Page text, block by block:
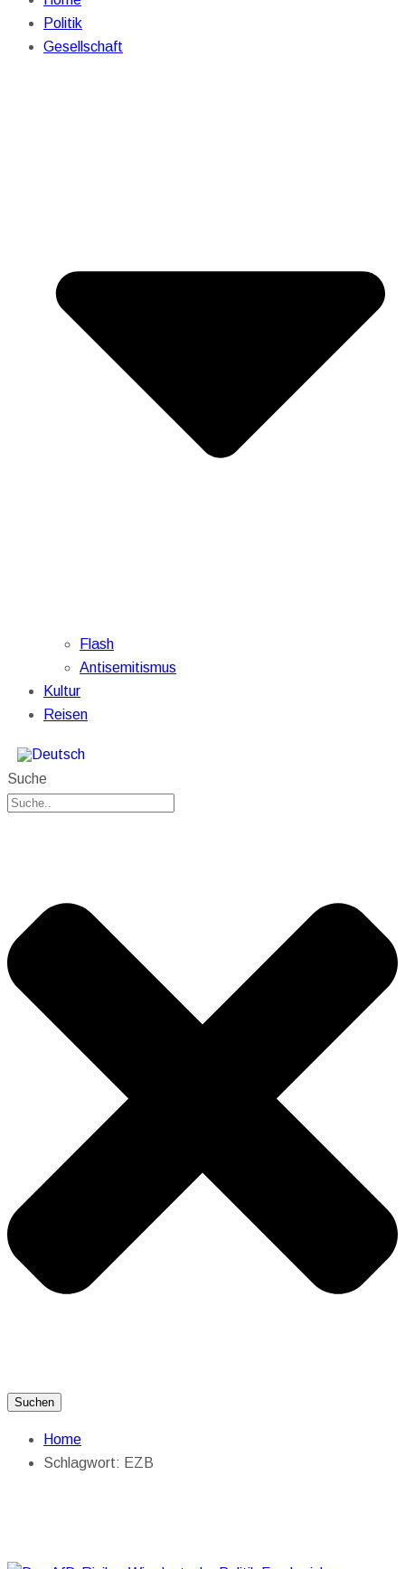
Politik
Gesellschaft
Flash
Antisemitismus
Kultur
Reisen
Suche
Suchen
Home
Schlagwort: EZB